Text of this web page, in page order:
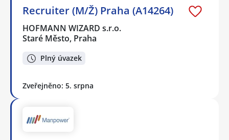
Recruiter (M/Ž) Praha (A14264)
HOFMANN WIZARD s.r.o.
Staré Město, Praha
Plný úvazek
Zveřejněno: 5. srpna